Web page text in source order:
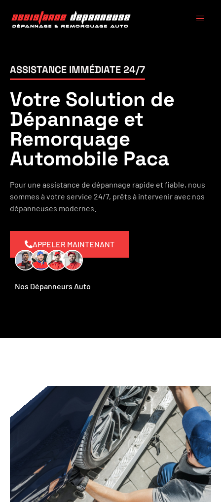
ASSISTANCE IMMÉDIATE 24/7
Votre Solution de
Dépannage et
Remorquage
Automobile Paca
Pour une assistance de dépannage rapide et fiable, nous
sommes à votre service 24/7, prêts à intervenir avec nos
dépanneuses modernes.
APPELER MAINTENANT
Nos Dépanneurs Auto